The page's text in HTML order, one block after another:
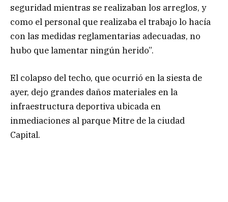
seguridad mientras se realizaban los arreglos, y
como el personal que realizaba el trabajo lo hacía
con las medidas reglamentarias adecuadas, no
hubo que lamentar ningún herido”.
El colapso del techo, que ocurrió en la siesta de
ayer, dejo grandes daños materiales en la
infraestructura deportiva ubicada en
inmediaciones al parque Mitre de la ciudad
Capital.